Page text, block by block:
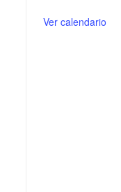
Ver calendario